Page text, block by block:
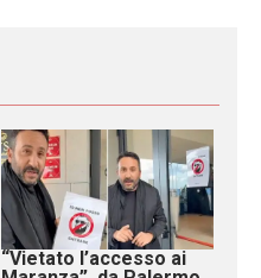
“Vietato l’accesso ai